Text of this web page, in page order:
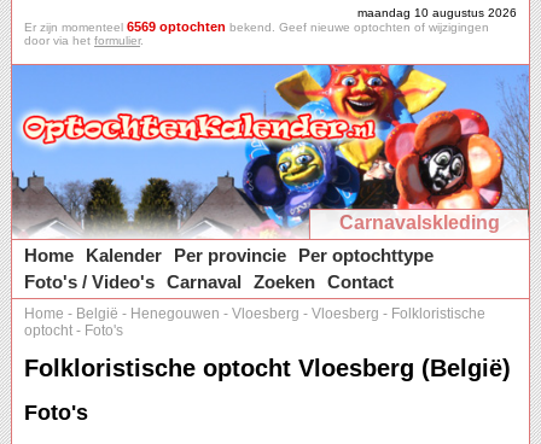
maandag 10 augustus 2026
Er zijn momenteel 6569 optochten bekend. Geef nieuwe optochten of wijzigingen
door via het formulier.
Carnavalskleding
Home
Kalender Per provincie
Per optochttype
Foto's / Video's Carnaval Zoeken Contact
Home - België - Henegouwen - Vloesberg - Vloesberg - Folkloristische
optocht - Foto's
Folkloristische optocht Vloesberg (België)
Foto's